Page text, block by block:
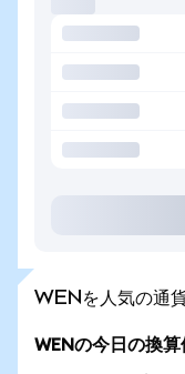
WENを人気の通
WENの今日の換算